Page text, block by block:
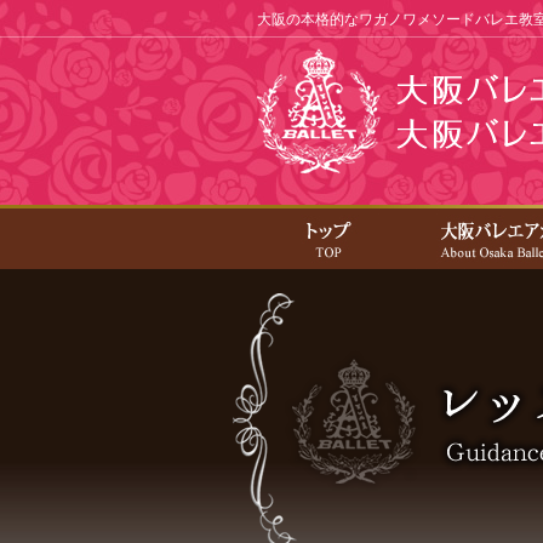
大阪の本格的なワガノワメソードバレエ教